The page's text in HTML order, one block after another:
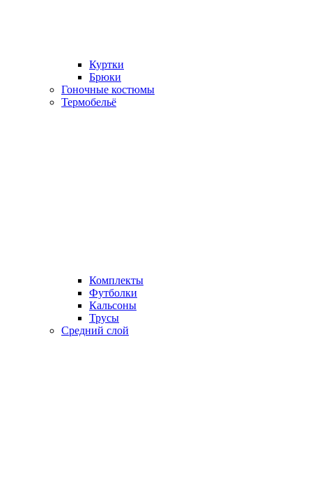
Куртки
Брюки
Гоночные костюмы
Термобельё
Комплекты
Футболки
Кальсоны
Трусы
Средний слой